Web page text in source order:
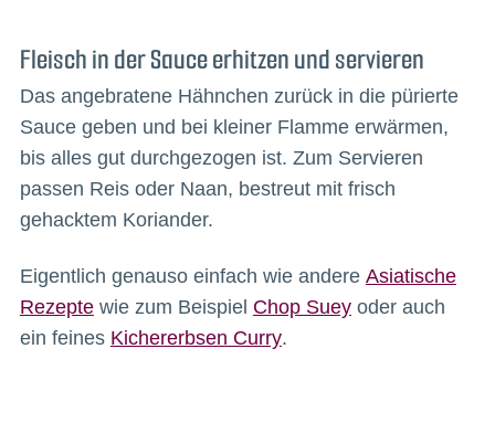
Fleisch in der Sauce erhitzen und servieren
Das angebratene Hähnchen zurück in die pürierte
Sauce geben und bei kleiner Flamme erwärmen,
bis alles gut durchgezogen ist. Zum Servieren
passen Reis oder Naan, bestreut mit frisch
gehacktem Koriander.
Eigentlich genauso einfach wie andere Asiatische
Rezeptewie zum Beispiel Chop Sueyoder auch
ein feines Kichererbsen Curry.